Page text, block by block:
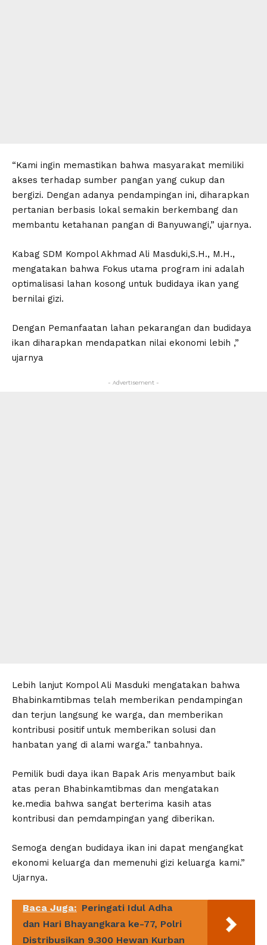
“Kami ingin memastikan bahwa masyarakat memiliki
akses terhadap sumber pangan yang cukup dan
bergizi. Dengan adanya pendampingan ini, diharapkan
pertanian berbasis lokal semakin berkembang dan
membantu ketahanan pangan di Banyuwangi,” ujarnya.
Kabag SDM Kompol Akhmad Ali Masduki,S.H., M.H.,
mengatakan bahwa Fokus utama program ini adalah
optimalisasi lahan kosong untuk budidaya ikan yang
bernilai gizi.
Dengan Pemanfaatan lahan pekarangan dan budidaya
ikan diharapkan mendapatkan nilai ekonomi lebih ,”
ujarnya
- Advertisement -
Lebih lanjut Kompol Ali Masduki mengatakan bahwa
Bhabinkamtibmas telah memberikan pendampingan
dan terjun langsung ke warga, dan memberikan
kontribusi positif untuk memberikan solusi dan
hanbatan yang di alami warga.” tanbahnya.
Pemilik budi daya ikan Bapak Aris menyambut baik
atas peran Bhabinkamtibmas dan mengatakan
ke.media bahwa sangat berterima kasih atas
kontribusi dan pemdampingan yang diberikan.
Semoga dengan budidaya ikan ini dapat mengangkat
ekonomi keluarga dan memenuhi gizi keluarga kami.”
Ujarnya.
Baca Juga: Peringati Idul Adha
dan Hari Bhayangkara ke-77, Polri
Distribusikan 9.300 Hewan Kurban